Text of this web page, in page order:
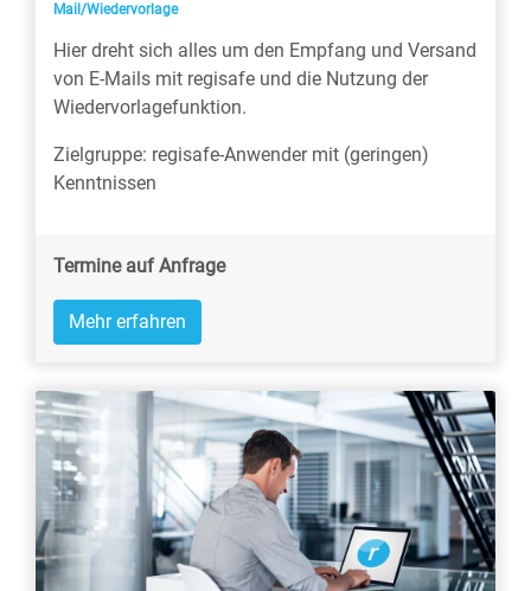
Mail/Wiedervorlage
Hier dreht sich alles um den Empfang und Versand
von E-Mails mit regisafe und die Nutzung der
Wiedervorlagefunktion.
Zielgruppe: regisafe-Anwender mit (geringen)
Kenntnissen
Termine auf Anfrage
Mehr erfahren